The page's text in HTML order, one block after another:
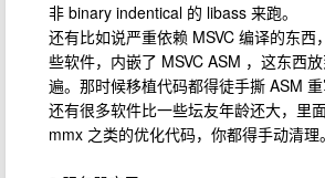
非 binary indentical 的 libass 来跑。
还有比如说严重依赖 MSVC 编译的东西
些软件，内嵌了 MSVC ASM ，这东西
遍。那时候移植代码都得徒手撕 ASM
还有很多软件比一些坛友年龄还大，里
mmx 之类的优化代码，你都得手动清理。